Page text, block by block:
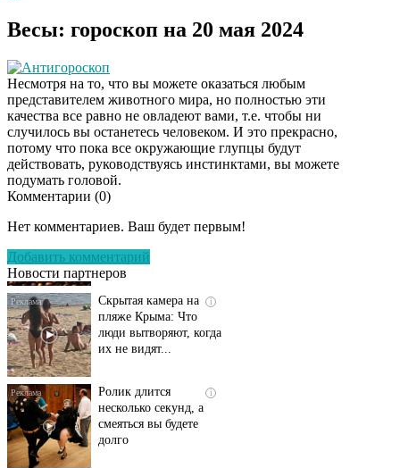
Весы: гороскоп на 20 мая 2024
Антигороскоп
Несмотря на то, что вы можете оказаться любым
представителем животного мира, но полностью эти
качества все равно не овладеют вами, т.е. чтобы ни
случилось вы останетесь человеком. И это прекрасно,
потому что пока все окружающие глупцы будут
действовать, руководствуясь инстинктами, вы можете
подумать головой.
Комментарии (0)
Нет комментариев. Ваш будет первым!
Добавить комментарий
Новости партнеров
Т-Банк выпустил
пляже Крыма: Что
люди вытворяют, когда
их не видят...
несколько секунд, а
смеяться вы будете
долго